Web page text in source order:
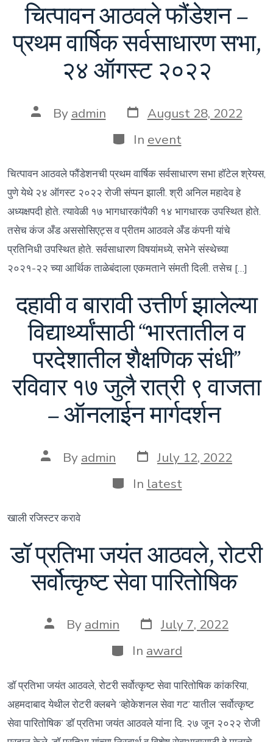
चित्पावन आठवले फौंडेशन –
प्रथम वार्षिक सर्वसाधारण सभा,
२४ ऑगस्ट २०२२
Post
author
By admin Post
date
August 28, 2022
Categories
In event
चित्पावन आठवले फौंडेशनची प्रथम वार्षिक सर्वसाधारण सभा हॉटेल श्रेयस,
पुणे येथे २४ ऑगस्ट २०२२ रोजी संप्पन झाली. श्री अनिल महादेव हे
अध्यक्षपदी होते. त्यावेळी १७ भागधारकांपैकी १४ भागधारक उपस्थित होते.
तसेच कंज अँड अससोसिएट्स व प्रीतम आठवले अँड कंपनी यांचे
प्रतिनिधी उपस्थित होते. सर्वसाधारण विषयांमध्ये, सभेने संस्थेच्या
२०२१-२२ च्या आर्थिक ताळेबंदाला एकमताने संमती दिली. तसेच […]
दहावी व बारावी उत्तीर्ण झालेल्या
विद्यार्थ्यांसाठी “भारतातील व
परदेशातील शैक्षणिक संधी”
रविवार १७ जुलै रात्री ९ वाजता
– ऑनलाईन मार्गदर्शन
Post
author
By admin Post
date
July 12, 2022
Categories
In latest
खाली रजिस्टर करावे
डॉ प्रतिभा जयंत आठवले, रोटरी
सर्वोत्कृष्ट सेवा पारितोषिक
Post
author
By admin Post
date
July 7, 2022
Categories
In award
डॉ प्रतिभा जयंत आठवले, रोटरी सर्वोत्कृष्ट सेवा पारितोषिक कांकरिया,
अहमदाबाद येथील रोटरी क्लबने ‘व्होकेशनल सेवा गट’ यातील ‘सर्वोत्कृष्ट
सेवा पारितोषिक’ डॉ प्रतिभा जयंत आठवले यांना दि. २७ जून २०२२ रोजी